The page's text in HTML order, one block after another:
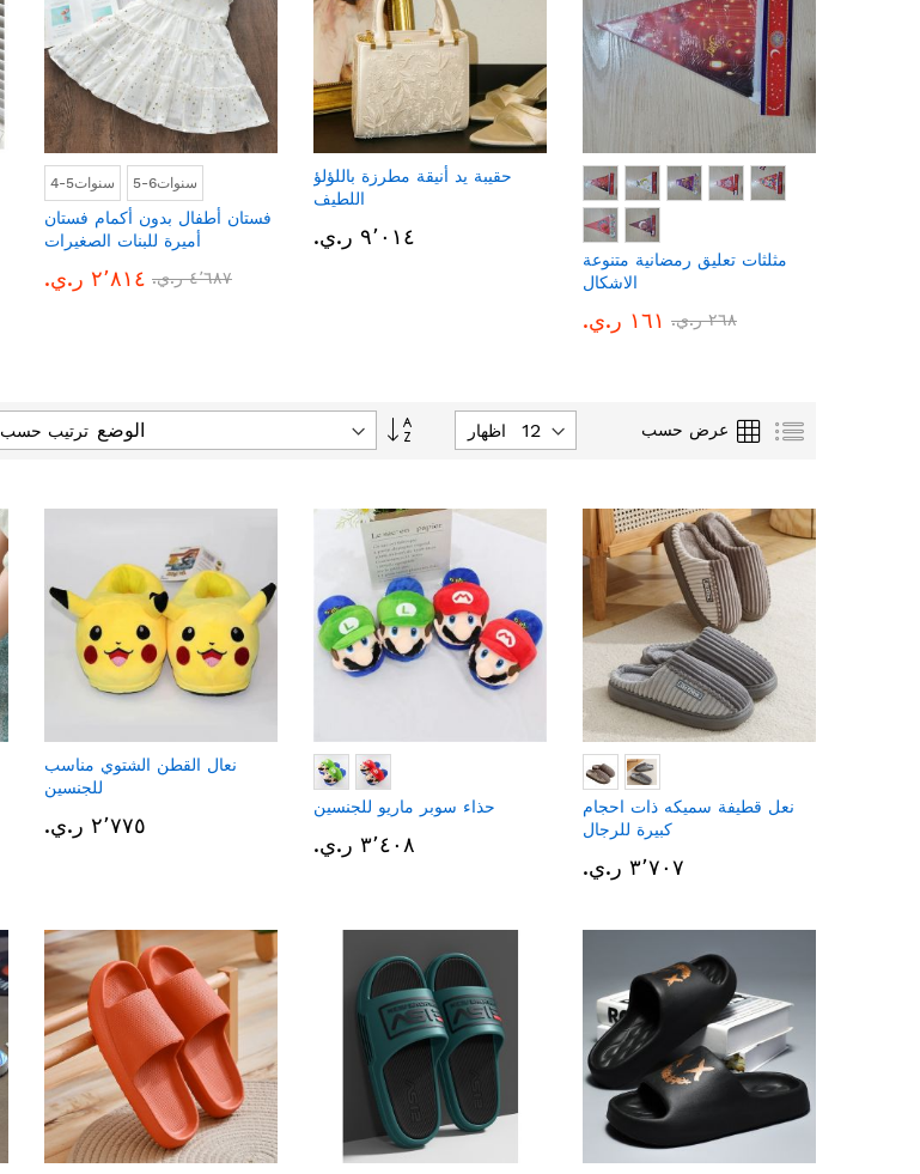
4-5سنوات 5-6سنوات
فستان أطفال بدون أكمام فستان
أميرة للبنات الصغيرات
٢٬٨١٤ ر.ي.‏ ٤٬٦٨٧ ر.ي.‏
حقيبة يد أنيقة مطرزة باللؤلؤ
اللطيف
٩٬٠١٤ ر.ي.‏
مثلثات تعليق رمضانية متنوعة
الاشكال
١٦١ ر.ي.‏ ٢٦٨ ر.ي.‏
ترتيب حسب
تحديد
اظهار عرض حسب الشبكةقائمة
نعال القطن الشتوي مناسب
للجنسين
٢٬٧٧٥ ر.ي.‏
حذاء سوبر ماريو للجنسين
٣٬٤٠٨ ر.ي.‏
نعل قطيفة سميكه ذات احجام
كبيرة للرجال
٣٬٧٠٧ ر.ي.‏